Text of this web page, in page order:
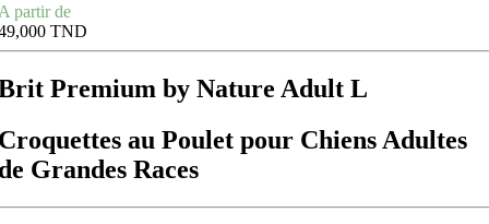
partir de
TND
Premium by Nature Adult L
au Poulet pour Chiens Adultes
Grandes Races